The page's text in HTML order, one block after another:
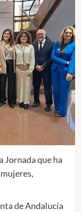
Jornada que ha
de Andalucía